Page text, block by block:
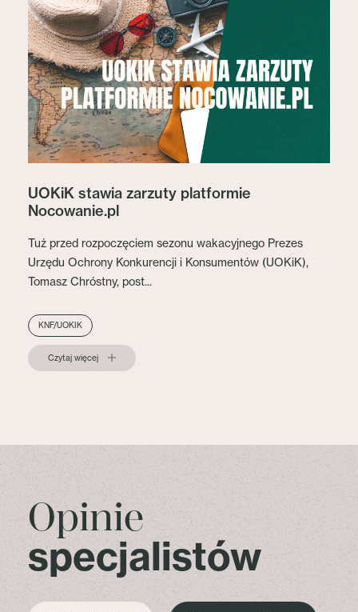
UOKiK stawia zarzuty platformie
Nocowanie.pl
Tuż przed rozpoczęciem sezonu wakacyjnego Prezes
Urzędu Ochrony Konkurencji i Konsumentów (UOKiK),
Tomasz Chróstny, post...
KNF/UOKIK
Czytaj więcej
Opinie
specjalistów